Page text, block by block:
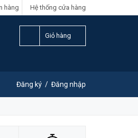
Hệ thống cửa hàng
hàng
Giỏ hàng
Đăng ký / Đăng nhập
HỆ ĐẶT HÀNG